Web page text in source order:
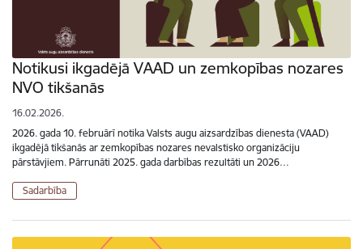
Notikusi ikgadējā VAAD un zemkopības nozares
NVO tikšanās
16.02.2026.
2026. gada 10. februārī notika Valsts augu aizsardzības dienesta (VAAD)
ikgadējā tikšanās ar zemkopības nozares nevalstisko organizāciju
pārstāvjiem. Pārrunāti 2025. gada darbības rezultāti un 2026…
Sadarbība